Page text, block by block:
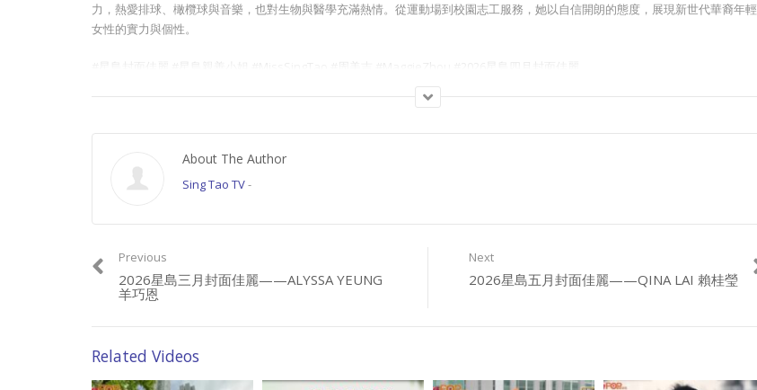
力，熱愛排球、橄欖球與音樂，也對生物與醫學充滿熱情。從運動場到校園志工服務，她以自信開朗的態度，展現新世代華裔年輕
女性的實力與個性。
#星島封面佳麗 #星島親善小姐 #MissSingTao #周美吉 #MaggieZhou #2026星島四月封面佳麗
本材料由 Chinese Information Radio代表星島新聞集團有限公司發佈，更多相關信息可從華盛頓特區司法部獲得。”
https://www.youtube.com/channel/UCYWSlgQB1BpfQTkNm_P5qIw/join
請星電視飲茶https://www.buymeacoffee.com/singtaousa
About The Author
Sing Tao TV-
Previous
2026星島三月封面佳麗——ALYSSA YEUNG
羊巧恩
Next
2026星島五月封面佳麗——QINA LAI 賴桂瑩
Related Videos